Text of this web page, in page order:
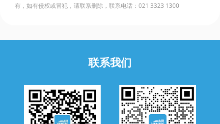
有，如有侵权或冒犯，请联系删除，联系电话：021 3323 1300
联系我们